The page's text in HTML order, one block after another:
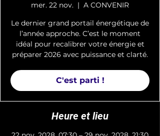
mer. 22 nov.
  |
A CONVENIR
Le dernier grand portail énergétique de
l’année approche. C’est le moment
idéal pour recalibrer votre énergie et
préparer 2026 avec puissance et clarté.
C'est parti !
Heure et lieu